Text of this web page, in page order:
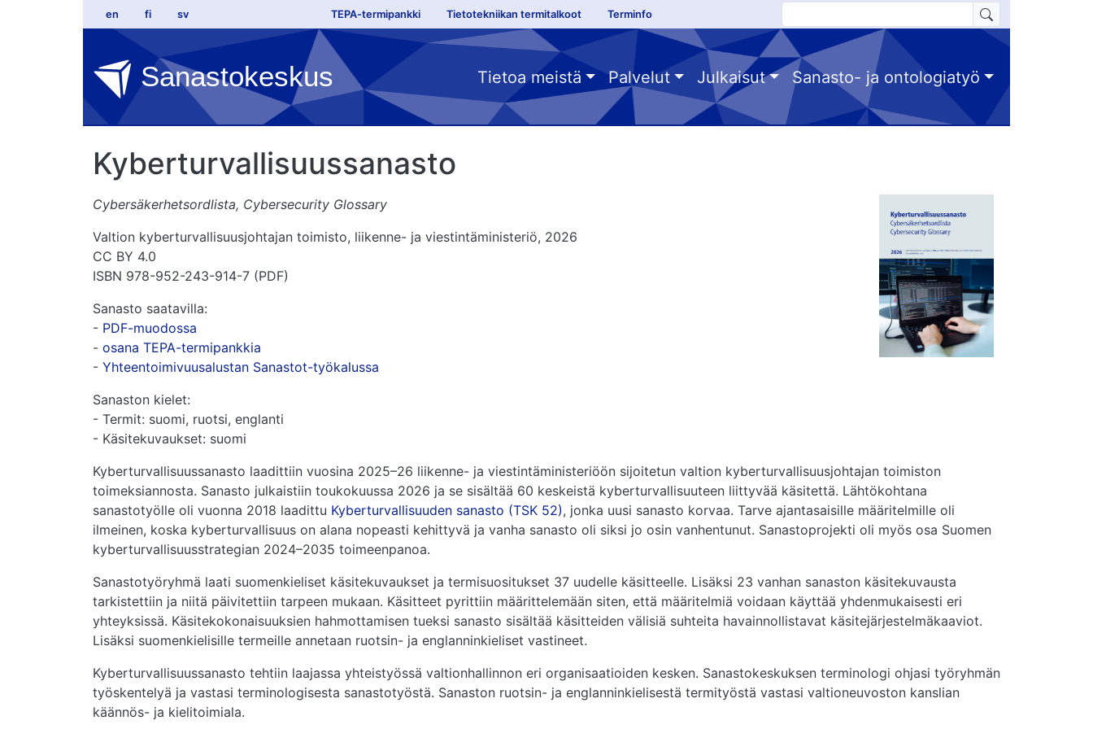
Hyppää pääsisältöön
en fi sv Top links sanastokeskus fi
TEPA-termipankki Tietotekniikan termitalkoot Terminfo
Sanastokeskus menu fi
Tietoa meistä Palvelut Julkaisut Sanasto- ja ontologiatyö
Kyberturvallisuussanasto
Cybersäkerhetsordlista, Cybersecurity Glossary
Valtion kyberturvallisuusjohtajan toimisto, liikenne- ja viestintäministeriö, 2026
CC BY 4.0
ISBN 978-952-243-914-7 (PDF)
Sanasto saatavilla:
- PDF-muodossa
- osana TEPA-termipankkia
- Yhteentoimivuusalustan Sanastot-työkalussa
Sanaston kielet:
- Termit: suomi, ruotsi, englanti
- Käsitekuvaukset: suomi
Kyberturvallisuussanasto laadittiin vuosina 2025–26 liikenne- ja viestintäministeriöön sijoitetun valtion kyberturvallisuusjohtajan toimiston
toimeksiannosta. Sanasto julkaistiin toukokuussa 2026 ja se sisältää 60 keskeistä kyberturvallisuuteen liittyvää käsitettä. Lähtökohtana
sanastotyölle oli vuonna 2018 laadittu Kyberturvallisuuden sanasto (TSK 52), jonka uusi sanasto korvaa. Tarve ajantasaisille määritelmille oli
ilmeinen, koska kyberturvallisuus on alana nopeasti kehittyvä ja vanha sanasto oli siksi jo osin vanhentunut. Sanastoprojekti oli myös osa Suomen
kyberturvallisuusstrategian 2024–2035 toimeenpanoa.
Sanastotyöryhmä laati suomenkieliset käsitekuvaukset ja termisuositukset 37 uudelle käsitteelle. Lisäksi 23 vanhan sanaston käsitekuvausta
tarkistettiin ja niitä päivitettiin tarpeen mukaan. Käsitteet pyrittiin määrittelemään siten, että määritelmiä voidaan käyttää yhdenmukaisesti eri
yhteyksissä. Käsitekokonaisuuksien hahmottamisen tueksi sanasto sisältää käsitteiden välisiä suhteita havainnollistavat käsitejärjestelmäkaaviot.
Lisäksi suomenkielisille termeille annetaan ruotsin- ja englanninkieliset vastineet.
Kyberturvallisuussanasto tehtiin laajassa yhteistyössä valtionhallinnon eri organisaatioiden kesken. Sanastokeskuksen terminologi ohjasi työryhmän
työskentelyä ja vastasi terminologisesta sanastotyöstä. Sanaston ruotsin- ja englanninkielisestä termityöstä vastasi valtioneuvoston kanslian
käännös- ja kielitoimiala.